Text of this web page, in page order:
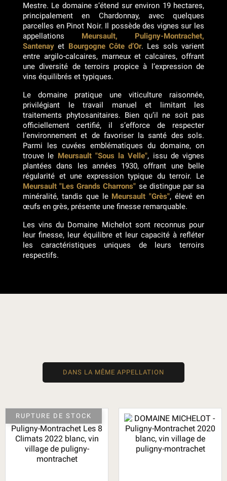
Mestre. Le domaine s’étend sur environ 19 hectares,
principalement en Chardonnay, avec quelques
parcelles en Pinot Noir. Il possède des vignes sur les
appellations Meursault, Puligny-Montrachet,
Santenay et Bourgogne Côte d’Or. Les sols varient
entre argilo-calcaires, marneux et calcaires, offrant
une diversité de terroirs propice à l’expression de
vins équilibrés et typiques.
Le domaine pratique une viticulture raisonnée,
privilégiant le travail manuel et limitant les
traitements phytosanitaires. Bien qu’il ne soit pas
officiellement certifié, il s’efforce de respecter
l’environnement et de favoriser la santé des sols.
Parmi les cuvées emblématiques du domaine, on
trouve le Meursault "Sous la Velle", issu de vignes
plantées dans les années 1930, offrant une belle
régularité et une expression typique du terroir. Le
Meursault "Les Grands Charrons" se distingue par sa
minéralité, tandis que le Meursault "Grès", élevé en
œufs en grès, présente une finesse remarquable.
Les vins du Domaine Michelot sont reconnus pour
leur finesse, leur équilibre et leur capacité à refléter
les caractéristiques uniques de leurs terroirs
respectifs.
DANS LA MÊME APPELLATION
RUPTURE DE STOCK